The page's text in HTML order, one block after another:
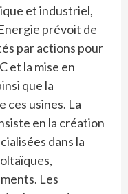
et industriel,
prévoit de
par actions pour
et la mise en
que la
ces usines. La
en la création
dans la
Les